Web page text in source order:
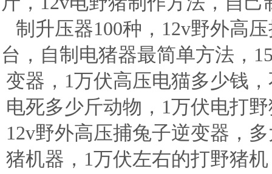
制升压器100种，12v野外高
台，自制电猪器最简单方法，
变器，1万伏高压电猫多少钱
电死多少斤动物，1万伏电打
12v野外高压捕兔子逆变器，
猪机器，1万伏左右的打野猪